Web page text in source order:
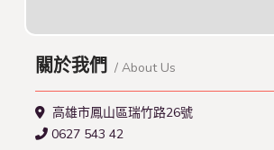
關於我們 / About Us
高雄市鳳山區瑞竹路26號
0627 543 42